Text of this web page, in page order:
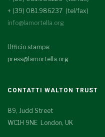
+ (39) 081.986237 (tel/fax)
info@lamortella.org
Ufficio stampa:
press@lamortella.org
CONTATTI WALTON TRUST
89, Judd Street
WC1H 9NE London, UK